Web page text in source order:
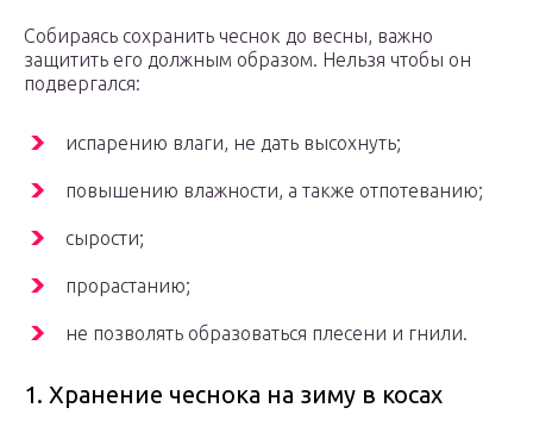
Собираясь сохранить чеснок до весны, важно
защитить его должным образом. Нельзя чтобы он
подвергался:
испарению влаги, не дать высохнуть;
повышению влажности, а также отпотеванию;
сырости;
прорастанию;
не позволять образоваться плесени и гнили.
1. Хранение чеснока на зиму в косах